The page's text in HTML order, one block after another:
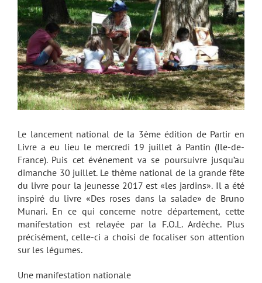
Le lancement national de la 3ème édition de Partir en
Livre a eu lieu le mercredi 19 juillet à Pantin (Ile-de-
France). Puis cet événement va se poursuivre jusqu’au
dimanche 30 juillet. Le thème national de la grande fête
du livre pour la jeunesse 2017 est «les jardins». Il a été
inspiré du livre «Des roses dans la salade» de Bruno
Munari. En ce qui concerne notre département, cette
manifestation est relayée par la F.O.L. Ardèche. Plus
précisément, celle-ci a choisi de focaliser son attention
sur les légumes.
Une manifestation nationale